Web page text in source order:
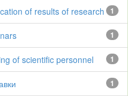
1
of results of research
1
1
of scientific personnel
1